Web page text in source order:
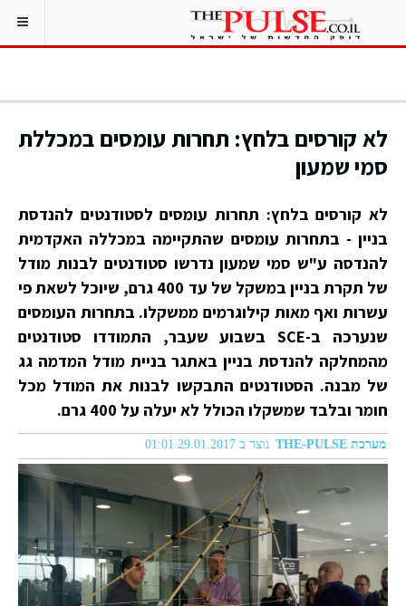
לא קורסים בלחץ: תחרות עומסים במכללת
סמי שמעון
לא קורסים בלחץ: תחרות עומסים לסטודנטים להנדסת
בניין - בתחרות עומסים שהתקיימה במכללה האקדמית
להנדסה ע"ש סמי שמעון נדרשו סטודנטים לבנות מודל
של תקרת בניין במשקל של עד 400 גרם, שיוכל לשאת פי
עשרות ואף מאות קילוגרמים ממשקלו. בתחרות העומסים
שנערכה ב-SCE בשבוע שעבר, התמודדו סטודנטים
מהמחלקה להנדסת בניין באתגר בניית מודל המדמה גג
של מבנה. הסטודנטים התבקשו לבנות את המודל מכל
חומר ובלבד שמשקלו הכולל לא יעלה על 400 גרם.
מערכת THE-PULSE נוצר ב 29.01.2017 01:01